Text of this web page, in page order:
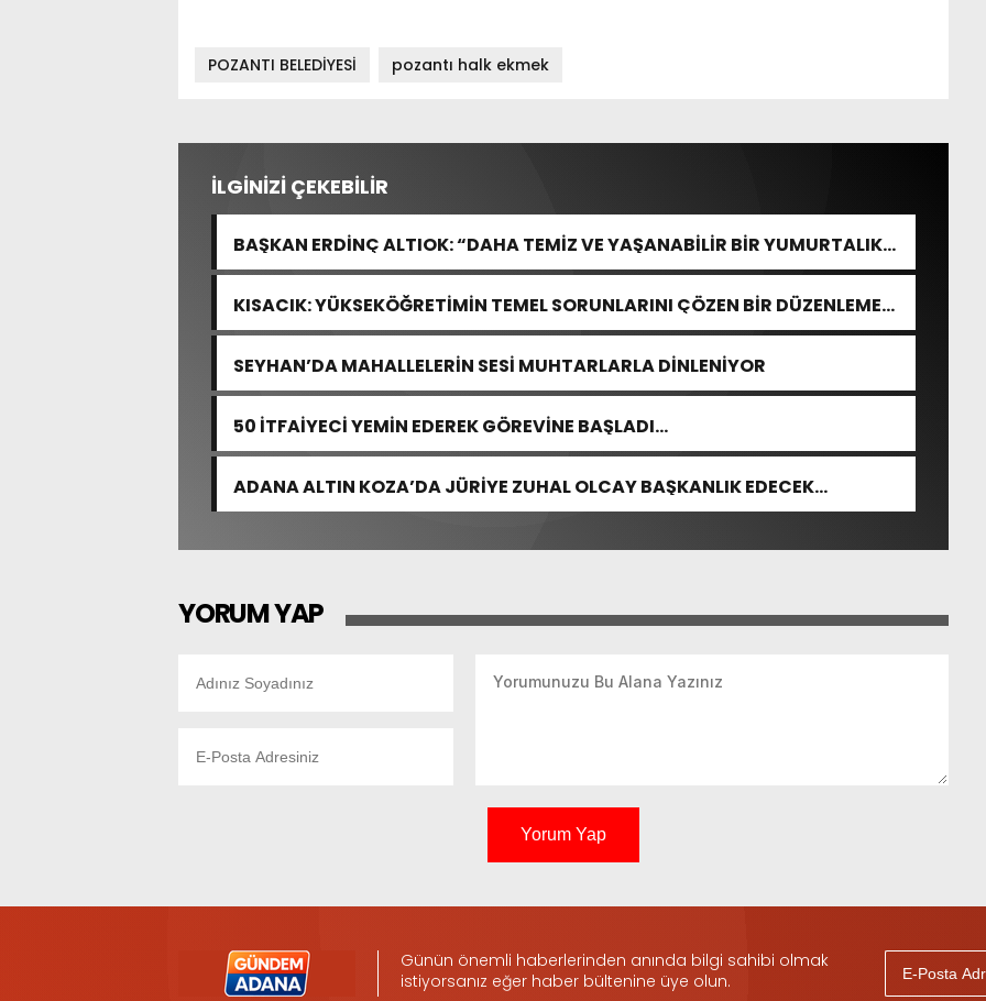
POZANTI BELEDİYESİ pozantı halk ekmek
İLGİNİZİ ÇEKEBİLİR
BAŞKAN ERDİNÇ ALTIOK: “DAHA TEMİZ VE YAŞANABİLİR BİR YUMURTALIK
İÇİN ÇALIŞIYORUZ”
KISACIK: YÜKSEKÖĞRETİMİN TEMEL SORUNLARINI ÇÖZEN BİR DÜZENLEME
YOK
SEYHAN’DA MAHALLELERİN SESİ MUHTARLARLA DİNLENİYOR
50 İTFAİYECİ YEMİN EDEREK GÖREVİNE BAŞLADI…
ADANA ALTIN KOZA’DA JÜRİYE ZUHAL OLCAY BAŞKANLIK EDECEK…
YORUM YAP
Yorum Yap
Günün önemli haberlerinden anında bilgi sahibi olmak
istiyorsanız eğer haber bültenine üye olun.